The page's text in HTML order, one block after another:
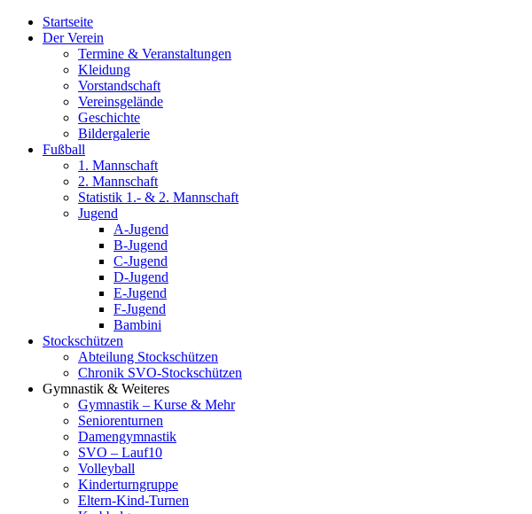
Startseite
Der Verein
Termine & Veranstaltungen
Kleidung
Vorstandschaft
Vereinsgelände
Geschichte
Bildergalerie
Fußball
1. Mannschaft
2. Mannschaft
Statistik 1.- & 2. Mannschaft
Jugend
A-Jugend
B-Jugend
C-Jugend
D-Jugend
E-Jugend
F-Jugend
Bambini
Stockschützen
Abteilung Stockschützen
Chronik SVO-Stockschützen
Gymnastik & Weiteres
Gymnastik – Kurse & Mehr
Seniorenturnen
Damengymnastik
SVO – Lauf10
Volleyball
Kinderturngruppe
Eltern-Kind-Turnen